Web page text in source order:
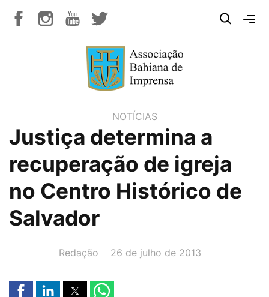
NOTÍCIAS
Justiça determina a
recuperação de igreja
no Centro Histórico de
Salvador
AUTOR(A):
Redação DATA:
26 de julho de 2013